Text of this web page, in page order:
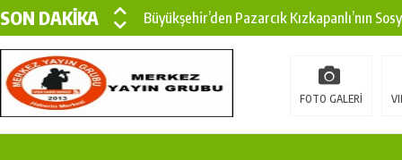
SON DAKİKA
Büyükşehir’den Pazarcık Kızkapanlı’nın
Büyükşehir’den Pazarcık Kırsalına Modern
Çin’den KSÜ’ye Uluslararası Başarı:
FOTO GALERİ